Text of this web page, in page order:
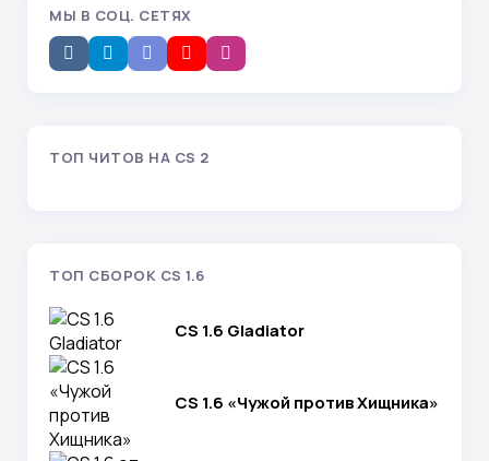
МЫ В СОЦ. СЕТЯХ
ТОП ЧИТОВ НА CS 2
ТОП СБОРОК CS 1.6
CS 1.6 Gladiator
CS 1.6 «Чужой против Хищника»